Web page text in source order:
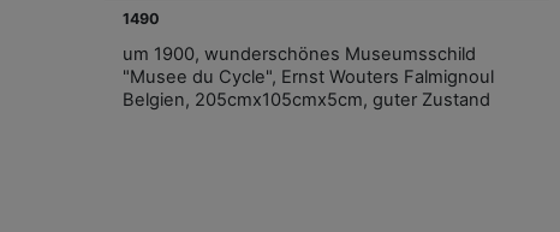
1490
um 1900, wunderschönes Museumsschild
"Musee du Cycle", Ernst Wouters Falmignoul
Belgien, 205cmx105cmx5cm, guter Zustand